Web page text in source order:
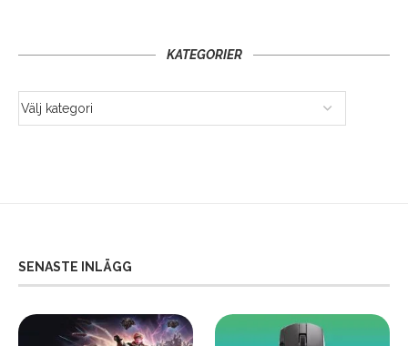
KATEGORIER
SENASTE INLÄGG